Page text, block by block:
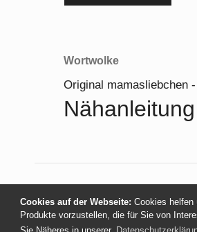
Cookies auf der Webseite: Cookies helfen
Produkte vorzustellen, die für Sie von
Wortwolke
Original mamasliebchen
Nähanleitung